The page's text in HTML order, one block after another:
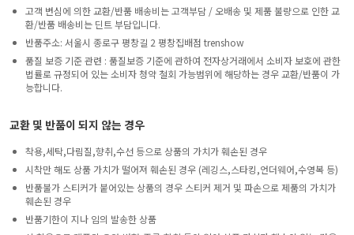
고객 변심에 의한 교환/반품 배송비는 고객부담 / 오배송 및 제품 불량으로 인한 교
환/반품 배송비는 딘트 부담입니다.
반품주소: 서울시 종로구 평창길 2 평창집배점 trenshow
품질 보증 기준 관련 : 품질보증 기준에 관하여 전자상거래에서 소비자 보호에 관한
법률로 규정되어 있는 소비자 청약 철회 가능범위에 해당하는 경우 교환/반품이 가
능합니다.
교환 및 반품이 되지 않는 경우
착용,세탁,다림질,향취,수선 등으로 상품의 가치가 훼손된 경우
시착만 해도 상품 가치가 떨어져 훼손된 경우 (레깅스,스타킹,언더웨어,수영복 등)
반품불가 스티커가 붙어있는 상품의 경우 스티커 제거 및 파손으로 제품의 가치가
훼손된 경우
반품기한이 지나 임의 발송한 상품